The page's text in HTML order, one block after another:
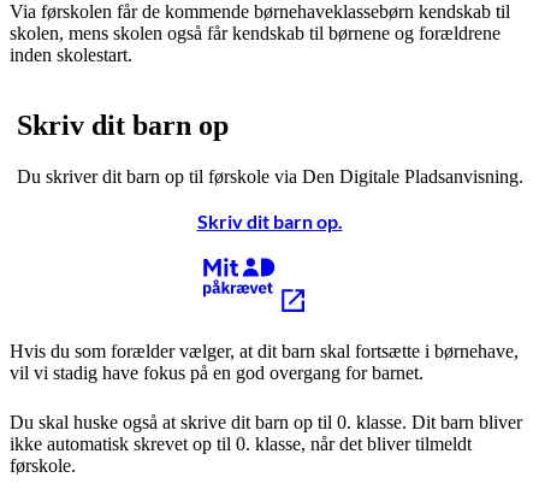
Via førskolen får de kommende børnehaveklassebørn kendskab til
skolen, mens skolen også får kendskab til børnene og forældrene
inden skolestart.
Skriv dit barn op
Du skriver dit barn op til førskole via Den Digitale Pladsanvisning.
Skriv dit barn op.
Kræver MitID
Hvis du som forælder vælger, at dit barn skal fortsætte i børnehave,
vil vi stadig have fokus på en god overgang for barnet.
Du skal huske også at skrive dit barn op til 0. klasse. Dit barn bliver
ikke automatisk skrevet op til 0. klasse, når det bliver tilmeldt
førskole.